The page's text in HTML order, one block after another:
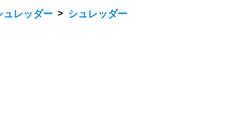
ュレッダー > シュレッダー